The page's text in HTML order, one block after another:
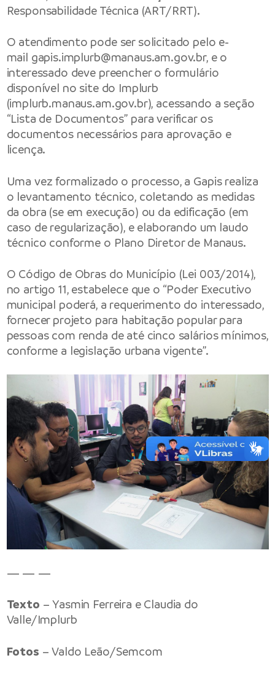
Responsabilidade Técnica (ART/RRT).
O atendimento pode ser solicitado pelo e-
mail gapis.implurb@manaus.am.gov.br, e o
interessado deve preencher o formulário
disponível no site do Implurb
(implurb.manaus.am.gov.br), acessando a seção
“Lista de Documentos” para verificar os
documentos necessários para aprovação e
licença.
Uma vez formalizado o processo, a Gapis realiza
o levantamento técnico, coletando as medidas
da obra (se em execução) ou da edificação (em
caso de regularização), e elaborando um laudo
técnico conforme o Plano Diretor de Manaus.
O Código de Obras do Município (Lei 003/2014),
no artigo 11, estabelece que o “Poder Executivo
municipal poderá, a requerimento do interessado,
fornecer projeto para habitação popular para
pessoas com renda de até cinco salários mínimos,
conforme a legislação urbana vigente”.
— — —
Texto – Yasmin Ferreira e Claudia do
Valle/Implurb
Fotos – Valdo Leão/Semcom